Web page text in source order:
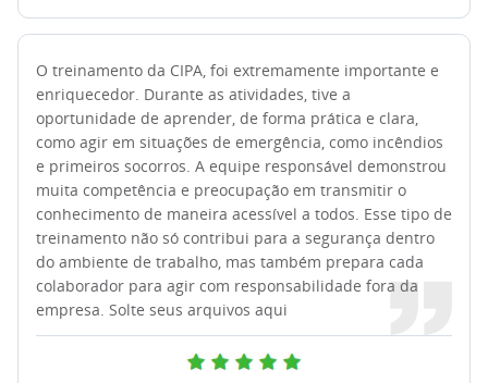
O treinamento da CIPA, foi extremamente importante e
enriquecedor. Durante as atividades, tive a
oportunidade de aprender, de forma prática e clara,
como agir em situações de emergência, como incêndios
e primeiros socorros. A equipe responsável demonstrou
muita competência e preocupação em transmitir o
conhecimento de maneira acessível a todos. Esse tipo de
treinamento não só contribui para a segurança dentro
do ambiente de trabalho, mas também prepara cada
colaborador para agir com responsabilidade fora da
empresa. Solte seus arquivos aqui